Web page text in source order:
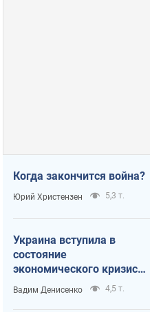
Когда закончится война?
Юрий Христензен 5,3 т.
Украина вступила в
состояние
экономического кризиса.
Есть ли свет в конце
туннеля?
Вадим Денисенко 4,5 т.